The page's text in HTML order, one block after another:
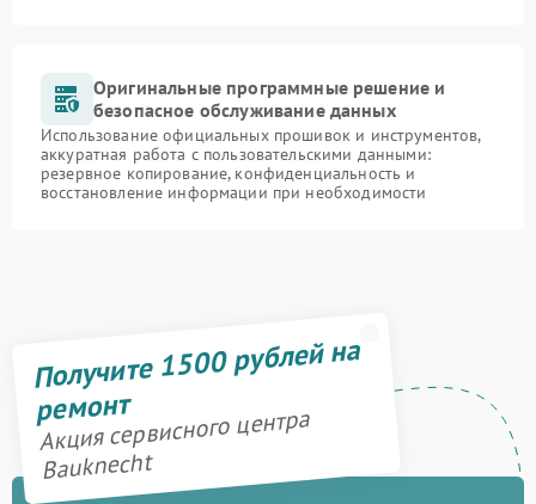
Оригинальные программные решение и
безопасное обслуживание данных
Использование официальных прошивок и инструментов,
аккуратная работа с пользовательскими данными:
резервное копирование, конфиденциальность и
восстановление информации при необходимости
Получите 1500 рублей на
ремонт
Акция сервисного центра
Bauknecht